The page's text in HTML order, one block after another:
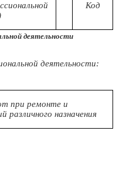
Код
деятельности
деятельности:
при ремонте и
различного назначения